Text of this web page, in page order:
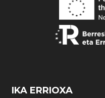
IKA ERRIOXA